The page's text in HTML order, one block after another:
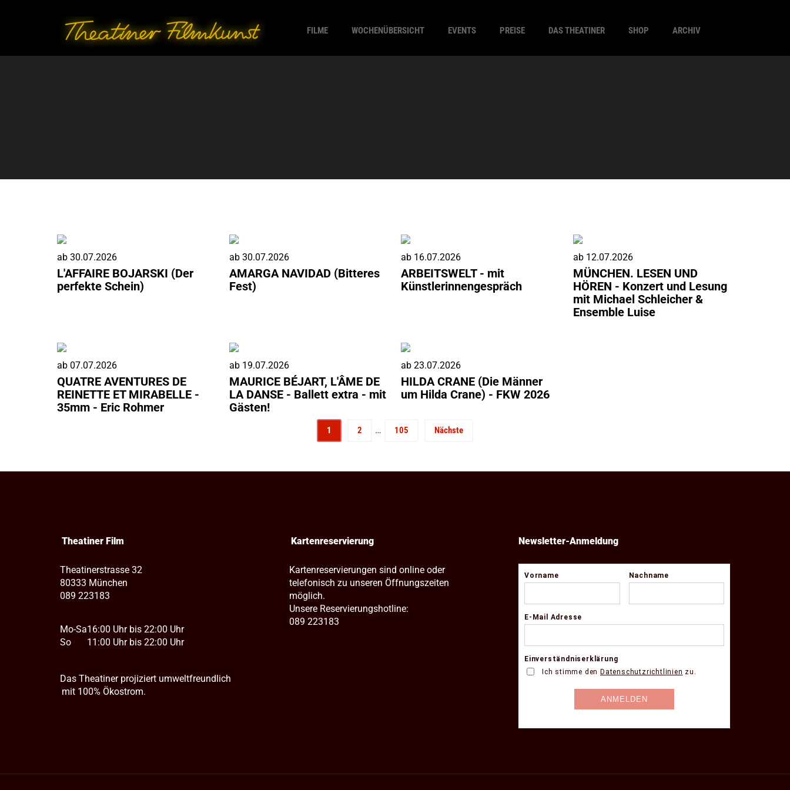
FILME WOCHENÜBERSICHT EVENTS PREISE DAS THEATINER SHOP ARCHIV
ab 30.07.2026
L'AFFAIRE BOJARSKI (Der
perfekte Schein)
ab 30.07.2026
AMARGA NAVIDAD (Bitteres
Fest)
ab 16.07.2026
ARBEITSWELT - mit
Künstlerinnengespräch
ab 12.07.2026
MÜNCHEN. LESEN UND
HÖREN - Konzert und Lesung
mit Michael Schleicher &
Ensemble Luise
ab 07.07.2026
QUATRE AVENTURES DE
REINETTE ET MIRABELLE -
35mm - Eric Rohmer
ab 19.07.2026
MAURICE BÉJART, L'ÂME DE
LA DANSE - Ballett extra - mit
Gästen!
ab 23.07.2026
HILDA CRANE (Die Männer
um Hilda Crane) - FKW 2026
1 2 … 105 Nächste
Theatiner Film
Theatinerstrasse 32
80333 München
089 223183
Mo-Sa
So
16:00 Uhr bis 22:00 Uhr
11:00 Uhr bis 22:00 Uhr
Das Theatiner projiziert umweltfreundlich
mit 100% Ökostrom.
Kartenreservierung
Kartenreservierungen sind online oder
telefonisch zu unseren Öffnungszeiten
möglich.
Unsere Reservierungshotline:
089 223183
Newsletter-Anmeldung